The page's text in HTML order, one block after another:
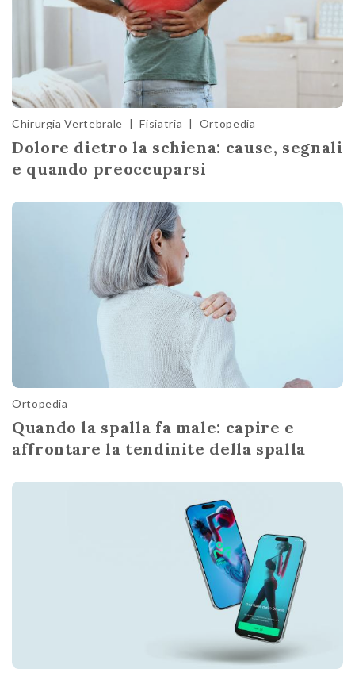
Chirurgia Vertebrale | Fisiatria | Ortopedia
Dolore dietro la schiena: cause, segnali
e quando preoccuparsi
Ortopedia
Quando la spalla fa male: capire e
affrontare la tendinite della spalla